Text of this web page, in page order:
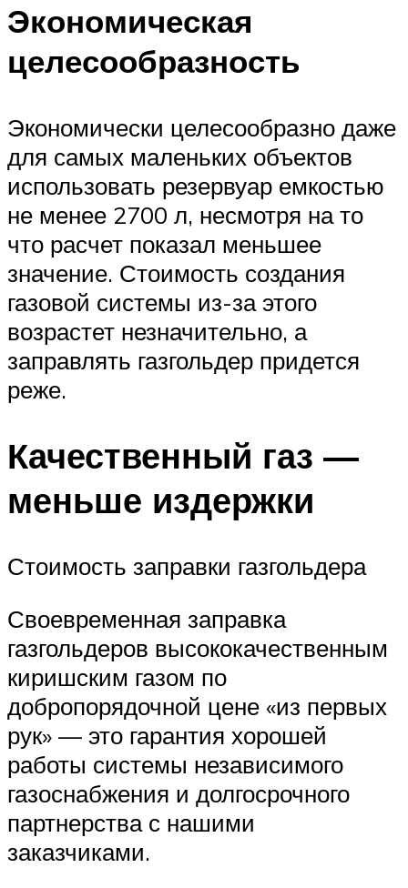
Экономическая
целесообразность
Экономически целесообразно даже
для самых маленьких объектов
использовать резервуар емкостью
не менее 2700 л, несмотря на то
что расчет показал меньшее
значение. Стоимость создания
газовой системы из-за этого
возрастет незначительно, а
заправлять газгольдер придется
реже.
Качественный газ —
меньше издержки
Стоимость заправки газгольдера
Своевременная заправка
газгольдеров высококачественным
киришским газом по
добропорядочной цене «из первых
рук» — это гарантия хорошей
работы системы независимого
газоснабжения и долгосрочного
партнерства с нашими
заказчиками.